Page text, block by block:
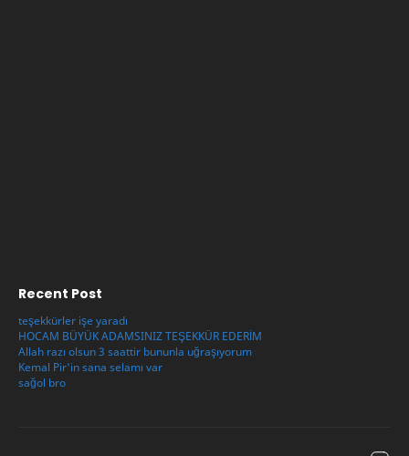
Recent Post
teşekkürler işe yaradı
HOCAM BÜYÜK ADAMSINIZ TEŞEKKÜR EDERİM
Allah razı olsun 3 saattir bununla uğraşıyorum
Kemal Pir'in sana selamı var
sağol bro